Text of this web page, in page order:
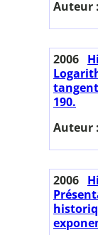
Auteur :
2006
190.
Auteur :
2006